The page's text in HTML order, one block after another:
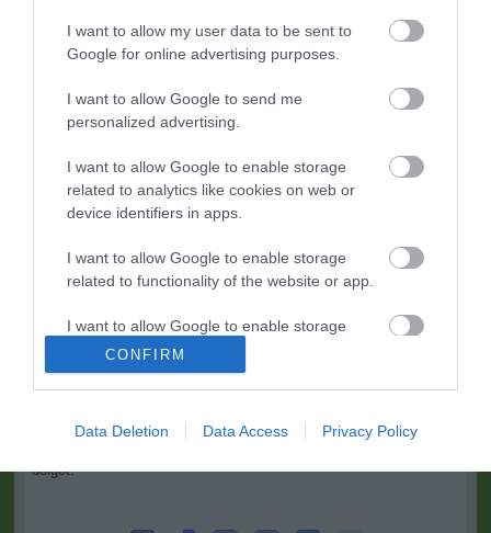
I want to allow my user data to be sent to
Google for online advertising purposes.
I want to allow Google to send me
personalized advertising.
I want to allow Google to enable storage
related to analytics like cookies on web or
device identifiers in apps.
I want to allow Google to enable storage
related to functionality of the website or app.
I want to allow Google to enable storage
related to personalization.
I want to allow Google to enable storage
functionality and fraud prevention, and other
CONFIRM
Data Deletion Data Access Privacy Policy
- A férfiak nem akarnak olvasni mások gondolataiban.
Míg a
nők szeretik tudni, mit gondol a barátjuk, férjük, gyerekük,
Már csak ezért is szokás javasolni a hölgyeknek, hogy ha valamit
akarnak, azt kérdezzék vagy kérjék szemtől-szemben, mert a
- A pasik szeretik a péniszüket.A "legjobb barátjuk", amelynek
feladata van. Valahányszor ránéznek, ez is eszükbe jut. Ezért
magját". Számára ez biológiai fontossággal bír.
ünnepének tartják. Nemigen tudják, mit várnak tőlük ezen a napon,
Ez nem azt jelenti, hogy nem romantikusak -csak nem szeretnek
pasit, mikor van a Valentin-nap, és feldob egy programajánlatot is,
dolgot.